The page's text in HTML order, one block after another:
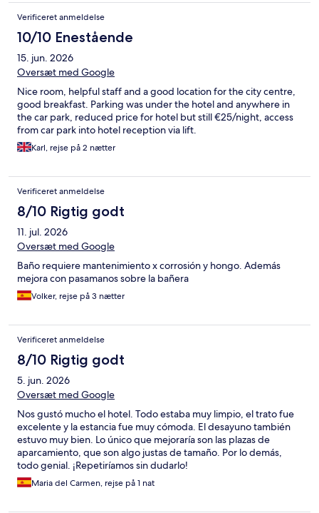
Verificeret anmeldelse
10/10 Enestående
15. jun. 2026
Oversæt med Google
Nice room, helpful staff and a good location for the city centre,
good breakfast. Parking was under the hotel and anywhere in
the car park, reduced price for hotel but still €25/night, access
from car park into hotel reception via lift.
Karl, rejse på 2 nætter
Verificeret anmeldelse
8/10 Rigtig godt
11. jul. 2026
Oversæt med Google
Baño requiere mantenimiento x corrosión y hongo. Además
mejora con pasamanos sobre la bañera
Volker, rejse på 3 nætter
Verificeret anmeldelse
8/10 Rigtig godt
5. jun. 2026
Oversæt med Google
Nos gustó mucho el hotel. Todo estaba muy limpio, el trato fue
excelente y la estancia fue muy cómoda. El desayuno también
estuvo muy bien. Lo único que mejoraría son las plazas de
aparcamiento, que son algo justas de tamaño. Por lo demás,
todo genial. ¡Repetiríamos sin dudarlo!
Maria del Carmen, rejse på 1 nat